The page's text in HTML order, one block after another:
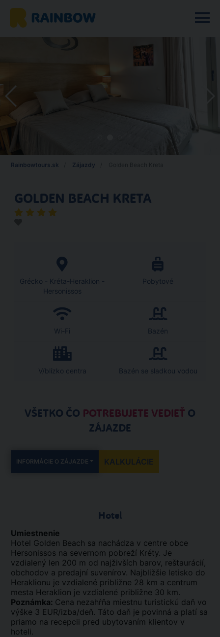
Rainbowtours.sk Zájazdy
GOLDEN BEACH KRETA
Grécko - Kréta-Heraklion -
Hersonissos
Pobytové
Wi-Fi Bazén
V/blízko centra Bazén se sladkou vodou
VŠETKO ČO POTREBUJETE VEDIEŤ O
ZÁJAZDE
INFORMÁCIE O ZÁJAZDE KALKULÁCIE
Hotel
Umiestnenie
Hotel Golden Beach sa nachádza v centre obce
Hersonissos na severnom pobreží Kréty. Je
vzdialený len 200 m od najživších barov, reštaurácií,
obchodov a predajní suvenírov. Najbližšie letisko do
Heraklionu je vzdialené približne 28 km a centrum
mesta Heraklion je vzdialené približne 30 km.
Poznámka: Cena nezahŕňa miestnu turistickú daň vo
výške 3 EUR/izba/deň. Táto daň je povinná a platí sa
priamo na recepcii pred ubytovaním klientov v
hoteli.